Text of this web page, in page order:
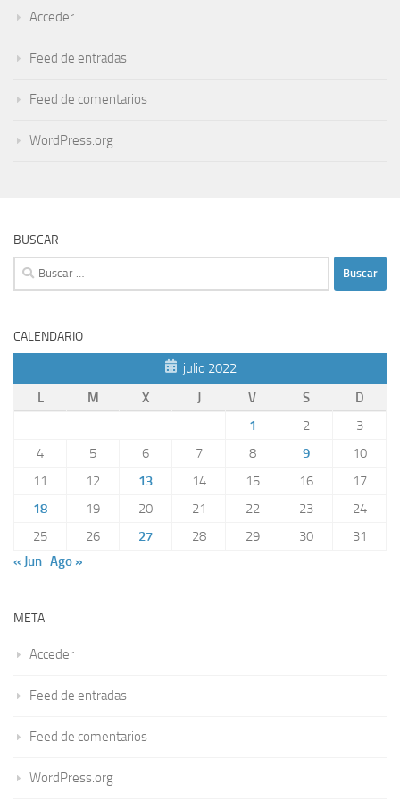
Acceder
Feed de entradas
Feed de comentarios
WordPress.org
BUSCAR
Buscar:
CALENDARIO
julio 2022
L
M X J V S
D
1
2
3
4
5 6 7 8 9
10
11
12 13 14 15 16
17
18
19 20 21 22 23
24
25
26 27 28 29 30
31
« Jun Ago »
META
Acceder
Feed de entradas
Feed de comentarios
WordPress.org